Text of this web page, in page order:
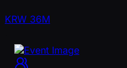
KRW 36M